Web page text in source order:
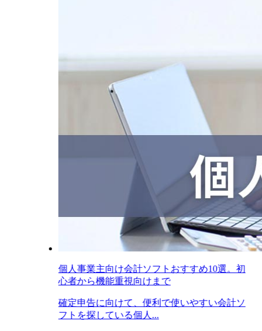
個人事業主向け会計ソフトおすすめ10選。初
心者から機能重視向けまで
確定申告に向けて、便利で使いやすい会計ソ
フトを探している個人...